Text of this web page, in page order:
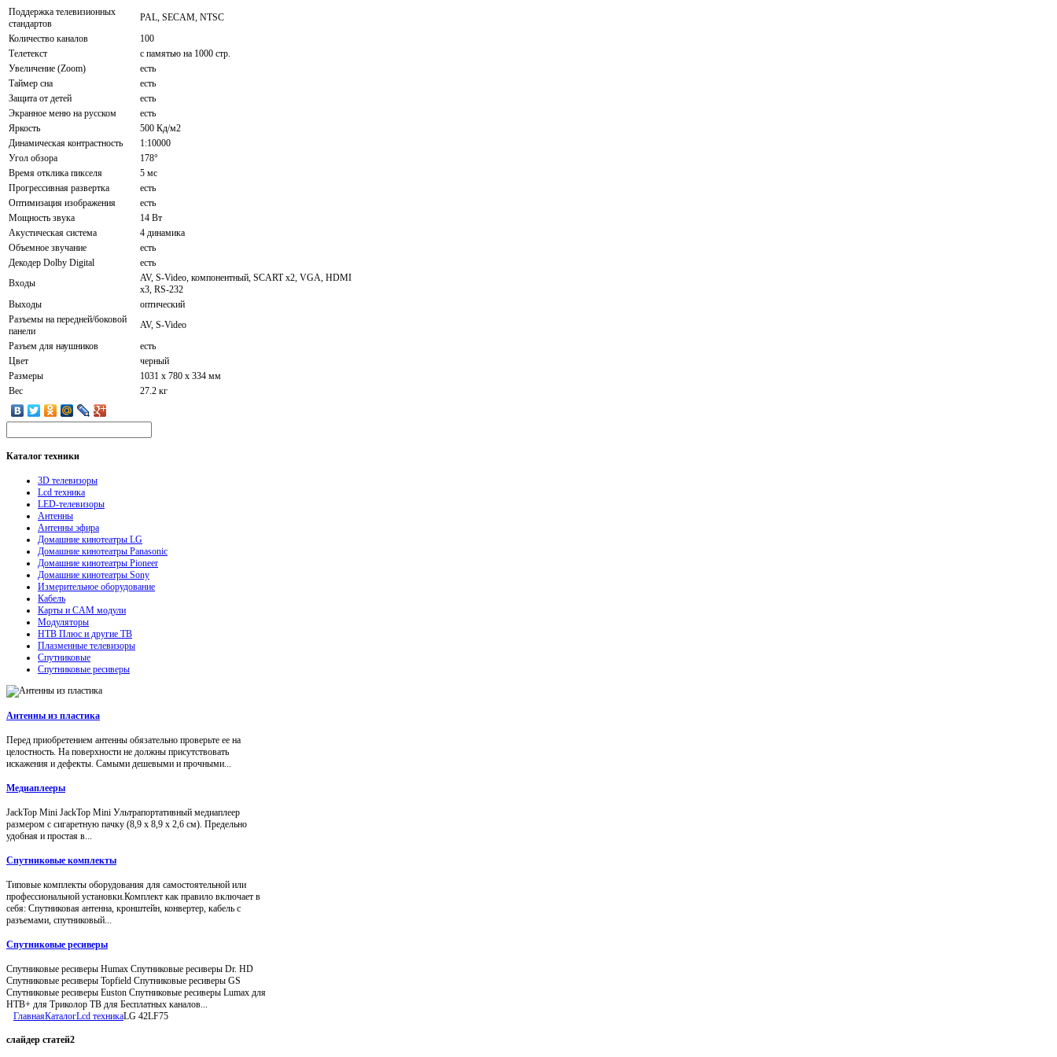
Поддержка телевизионных
стандартов
PAL, SECAM, NTSC
Количество каналов
100
Телетекст
с памятью на 1000 стр.
Увеличение (Zoom)
есть
Таймер сна
есть
Защита от детей
есть
Экранное меню на русском
есть
Яркость
500 Кд/м2
Динамическая контрастность
1:10000
Угол обзора
178°
Время отклика пикселя
5 мс
Прогрессивная развертка
есть
Оптимизация изображения
есть
Мощность звука
14 Вт
Акустическая система
4 динамика
Объемное звучание
есть
Декодер Dolby Digital
есть
Входы
AV, S-Video, компонентный, SCART x2, VGA, HDMI
x3, RS-232
Выходы
оптический
Разъемы на передней/боковой
панели
AV, S-Video
Разъем для наушников
есть
Цвет
черный
Размеры
1031 x 780 x 334 мм
Вес
27.2 кг
Каталогтехники
3D телевизоры
Lcd техника
LED-телевизоры
Антенны
Антенны эфира
Домашние кинотеатры LG
Домашние кинотеатры Panasonic
Домашние кинотеатры Pioneer
Домашние кинотеатры Sony
Измерительное оборудование
Кабель
Карты и CAM модули
Модуляторы
НТВ Плюс и другие ТВ
Плазменные телевизоры
Спутниковые
Спутниковые ресиверы
Антенны из пластика
Перед приобретением антенны обязательно проверьте ее на
целостность. На поверхности не должны присутствовать
искажения и дефекты. Самыми дешевыми и прочными...
Медиаплееры
JackTop Mini JackTop Mini Ультрапортативный медиаплеер
размером с сигаретную пачку (8,9 x 8,9 x 2,6 см). Предельно
удобная и простая в...
Спутниковые комплекты
Типовые комплекты оборудования для самостоятельной или
профессиональной установки.Комплект как правило включает в
себя: Спутниковая антенна, кронштейн, конвертер, кабель с
разъемами, спутниковый...
Спутниковые ресиверы
Спутниковые ресиверы Humax Спутниковые ресиверы Dr. HD
Спутниковые ресиверы Topfield Спутниковые ресиверы GS
Спутниковые ресиверы Euston Спутниковые ресиверы Lumax для
НТВ+ для Триколор ТВ для Бесплатных каналов...
ГлавнаяКаталогLcd техникаLG 42LF75
слайдер статей2